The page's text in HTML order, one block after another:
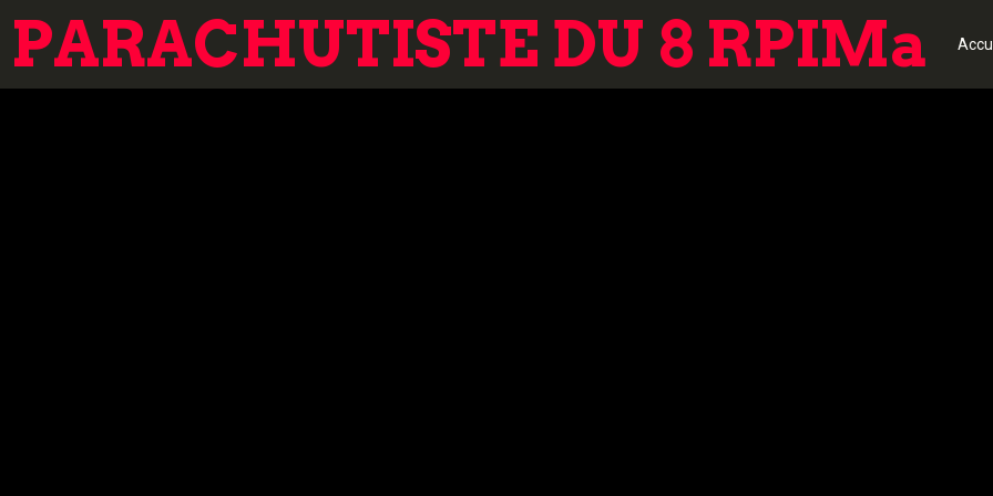
PARACHUTISTE DU 8 RPIMa